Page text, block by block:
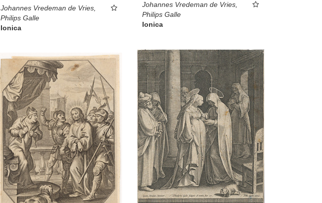
Johannes Vredeman de Vries,
Philips Galle
Ionica
Johannes Vredeman de Vries,
Philips Galle
Ionica